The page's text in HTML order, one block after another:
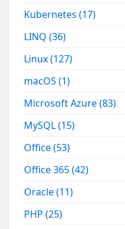
Kubernetes(17)
LINQ(36)
Linux(127)
macOS(1)
Microsoft Azure(83)
MySQL(15)
Office(53)
Office 365(42)
Oracle(11)
PHP(25)